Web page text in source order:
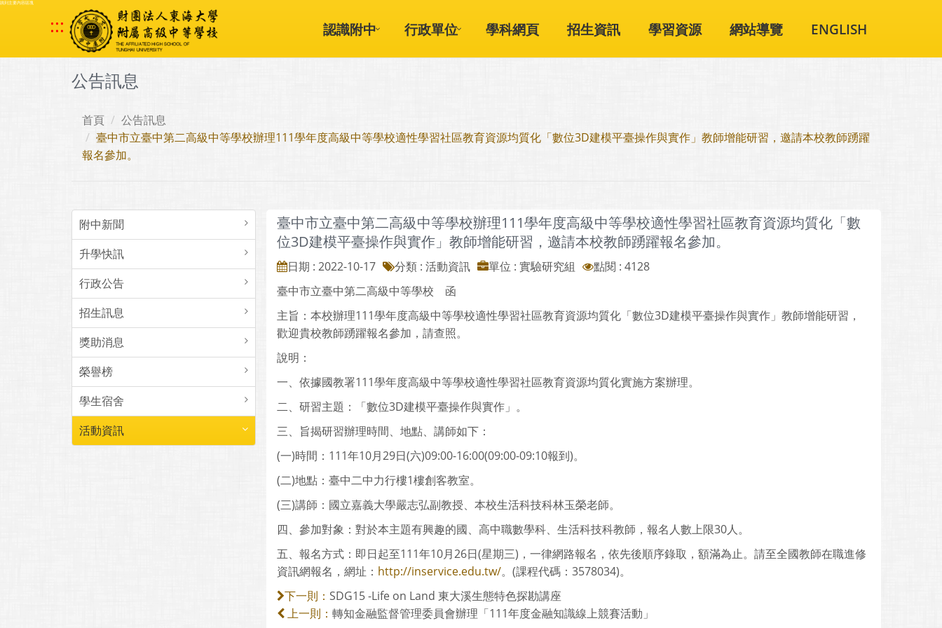
跳到主要內容區塊
::: 認識附中 行政單位 學科網頁 招生資訊 學習資源 網站導覽 ENGLISH
公告訊息
首頁
公告訊息
臺中市立臺中第二高級中等學校辦理111學年度高級中等學校適性學習社區教育資源均質化「數位3D建模平臺操作與實作」教師增能研習，邀請本校教師踴躍
報名參加。
附中新聞
升學快訊
行政公告
招生訊息
獎助消息
榮譽榜
學生宿舍
活動資訊
臺中市立臺中第二高級中等學校辦理111學年度高級中等學校適性學習社區教育資源均質化「數
位3D建模平臺操作與實作」教師增能研習，邀請本校教師踴躍報名參加。
日期 : 2022-10-17 分類 : 活動資訊 單位 : 實驗研究組
點閱 : 4128
臺中市立臺中第二高級中等學校 函
主旨：本校辦理111學年度高級中等學校適性學習社區教育資源均質化「數位3D建模平臺操作與實作」教師增能研習，
歡迎貴校教師踴躍報名參加，請查照。
說明：
一、依據國教署111學年度高級中等學校適性學習社區教育資源均質化實施方案辦理。
二、研習主題：「數位3D建模平臺操作與實作」。
三、旨揭研習辦理時間、地點、講師如下：
(一)時間：111年10月29日(六)09:00-16:00(09:00-09:10報到)。
(二)地點：臺中二中力行樓1樓創客教室。
(三)講師：國立嘉義大學嚴志弘副教授、本校生活科技科林玉榮老師。
四、參加對象：對於本主題有興趣的國、高中職數學科、生活科技科教師，報名人數上限30人。
五、報名方式：即日起至111年10月26日(星期三)，一律網路報名，依先後順序錄取，額滿為止。請至全國教師在職進修
資訊網報名，網址： http://inservice.edu.tw/。(課程代碼：3578034)。
下一則： SDG15 -Life on Land 東大溪生態特色探勘講座
上一則： 轉知金融監督管理委員會辦理「111年度金融知識線上競賽活動」